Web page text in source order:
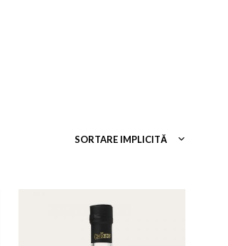
N
SORTARE IMPLICITĂ